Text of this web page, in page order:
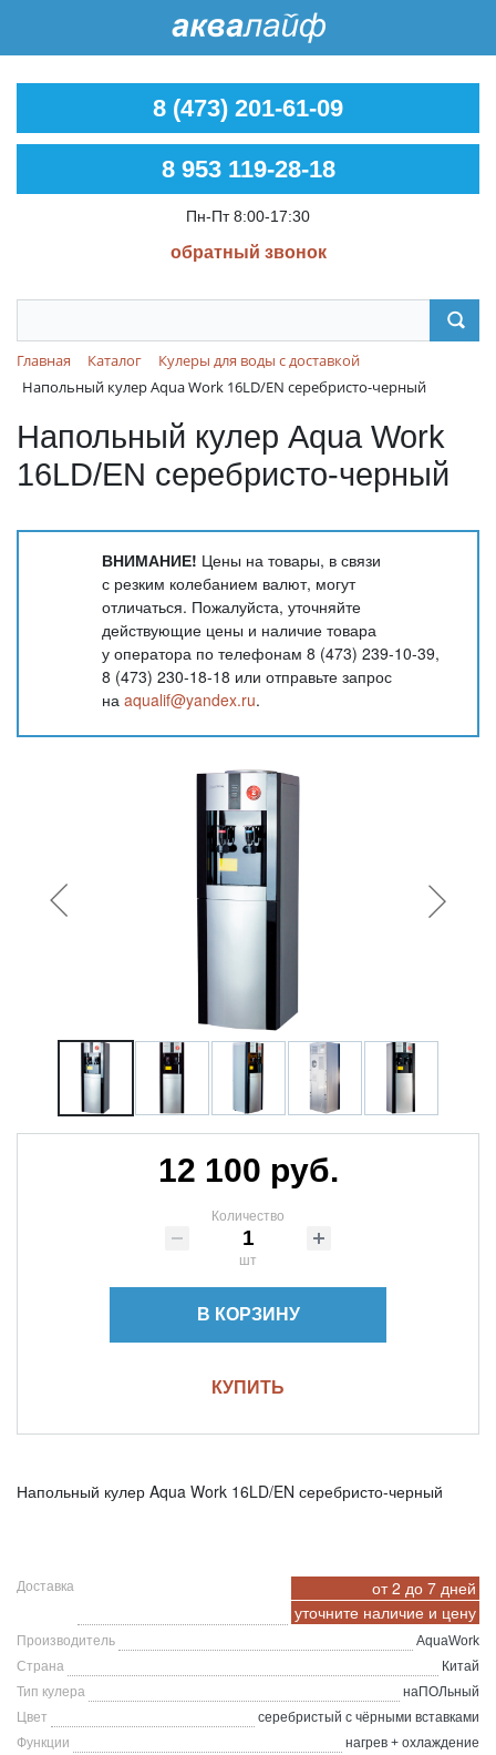
8 (473) 201-61-09
8 953 119-28-18
Пн-Пт 8:00-17:30
обратный звонок
Главная Каталог
Кулеры для воды с доставкой
Напольный кулер Aqua Work 16LD/EN серебристо-черный
Напольный кулер Aqua Work
16LD/EN серебристо-черный
ВНИМАНИЕ! Цены на товары, в связи
с резким колебанием валют, могут
отличаться. Пожалуйста, уточняйте
действующие цены и наличие товара
у оператора по телефонам 8 (473) 239-10-39,
8 (473) 230-18-18 или отправьте запрос
на aqualif@yandex.ru.
12 100 руб.
Количество
шт
В КОРЗИНУ
КУПИТЬ
Напольный кулер Aqua Work 16LD/EN серебристо-черный
Доставка
от 2 до 7 дней
уточните наличие и цену
Производитель
AquaWork
Страна
Китай
Тип кулера
наПОЛьный
Цвет
серебристый с чёрными вставками
Функции
нагрев + охлаждение